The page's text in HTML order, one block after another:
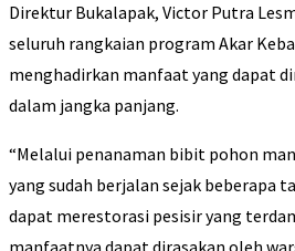
Direktur Bukalapak, Victor Putra
seluruh rangkaian program Akar
menghadirkan manfaat yang dapat
dalam jangka panjang.
“Melalui penanaman bibit pohon
yang sudah berjalan sejak beberapa
dapat merestorasi pesisir yang